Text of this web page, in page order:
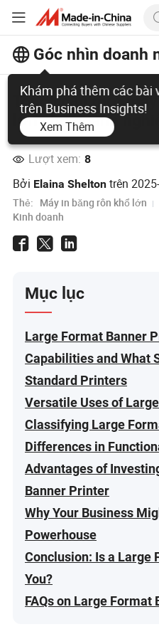
Góc nhìn doanh
Khám phá thêm các bài
trên Business Insights!
Xem Thêm
Tôi có cần một
lớn cho doanh
Lượt xem: 8
Bởi Elaina Shelton trên
Thẻ: Máy in băng rôn khổ lớn
Kinh doanh
Mục lục
Large Format Banner
Capabilities and What
Standard Printers
Versatile Uses of
Classifying Large
Differences in
Advantages of
Banner Printer
Why Your Business
Powerhouse
Conclusion: Is a Large
You?
FAQs on Large